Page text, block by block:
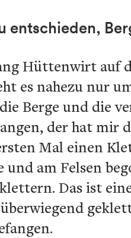
entschieden,
Hüttenwirt auf
es nahezu nur
Berge und die
der hat mir
Mal einen
am Felsen
Das ist